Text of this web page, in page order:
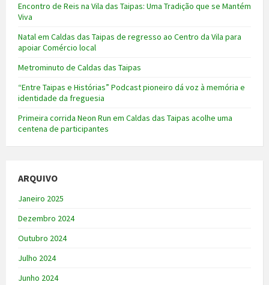
Encontro de Reis na Vila das Taipas: Uma Tradição que se Mantém
Viva
Natal em Caldas das Taipas de regresso ao Centro da Vila para
apoiar Comércio local
Metrominuto de Caldas das Taipas
“Entre Taipas e Histórias” Podcast pioneiro dá voz à memória e
identidade da freguesia
Primeira corrida Neon Run em Caldas das Taipas acolhe uma
centena de participantes
ARQUIVO
Janeiro 2025
Dezembro 2024
Outubro 2024
Julho 2024
Junho 2024